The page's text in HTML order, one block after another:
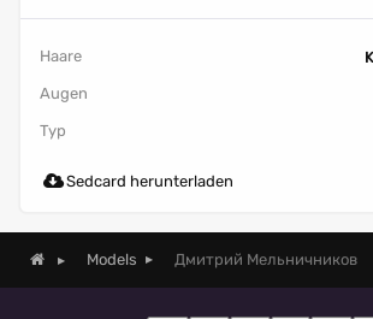
Haare
Augen
Typ
Sedcard herunterladen
Models Дмитрий Мельничников